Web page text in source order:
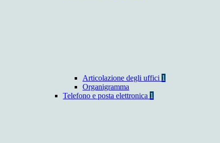
Articolazione degli uffici 1
Organigramma
Telefono e posta elettronica 1